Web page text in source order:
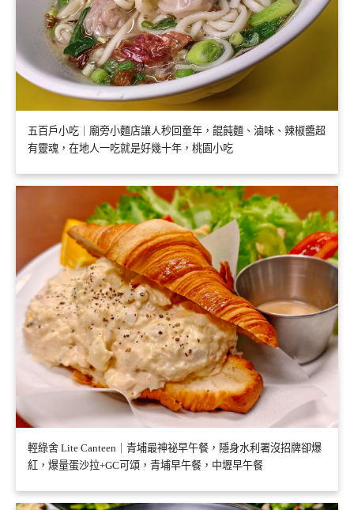
五百戶小吃｜廟旁小麵店讓人秒回童年，餛飩麵、滷味、辣椒醬超
有靈魂，在地人一吃就是好幾十年，桃園小吃
輕綠舍 Lite Canteen｜青埔最神祕早午餐，隱身水利署沒招牌卻爆
紅，爆量蛋沙拉+GC可頌，青埔早午餐，中壢早午餐